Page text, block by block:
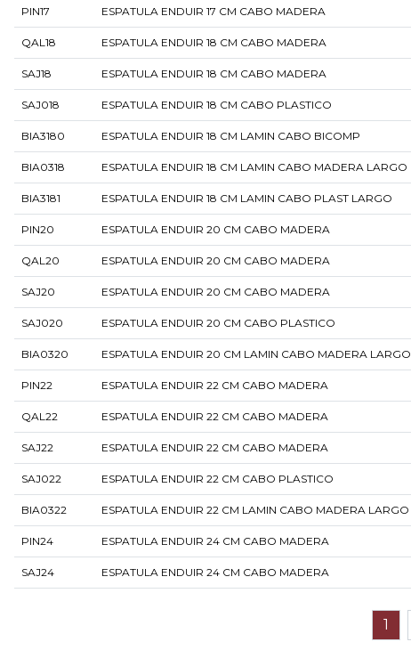
PIN17 ESPATULA ENDUIR 17 CM CABO MADERA
QAL18 ESPATULA ENDUIR 18 CM CABO MADERA
SAJ18 ESPATULA ENDUIR 18 CM CABO MADERA
SAJ018 ESPATULA ENDUIR 18 CM CABO PLASTICO
BIA3180 ESPATULA ENDUIR 18 CM LAMIN CABO BICOMP
BIA0318 ESPATULA ENDUIR 18 CM LAMIN CABO MADERA LARGO
BIA3181 ESPATULA ENDUIR 18 CM LAMIN CABO PLAST LARGO
PIN20 ESPATULA ENDUIR 20 CM CABO MADERA
QAL20 ESPATULA ENDUIR 20 CM CABO MADERA
SAJ20 ESPATULA ENDUIR 20 CM CABO MADERA
SAJ020 ESPATULA ENDUIR 20 CM CABO PLASTICO
BIA0320 ESPATULA ENDUIR 20 CM LAMIN CABO MADERA LARGO
PIN22 ESPATULA ENDUIR 22 CM CABO MADERA
QAL22 ESPATULA ENDUIR 22 CM CABO MADERA
SAJ22 ESPATULA ENDUIR 22 CM CABO MADERA
SAJ022 ESPATULA ENDUIR 22 CM CABO PLASTICO
BIA0322 ESPATULA ENDUIR 22 CM LAMIN CABO MADERA LARGO
PIN24 ESPATULA ENDUIR 24 CM CABO MADERA
SAJ24 ESPATULA ENDUIR 24 CM CABO MADERA
1